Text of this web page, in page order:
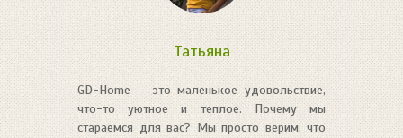
Татьяна
GD-Home – это маленькое удовольствие,
что-то уютное и теплое. Почему мы
стараемся для вас? Мы просто верим, что